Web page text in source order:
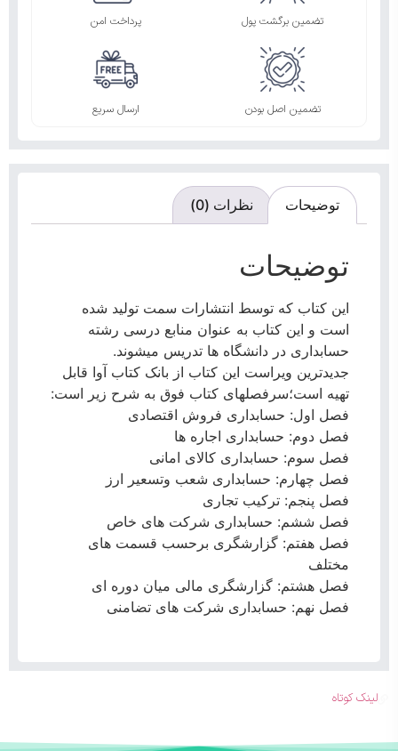
تضمین برگشت پول پرداخت امن
تضمین اصل بودن ارسال سریع
توضیحات نظرات (0)
توضیحات
این کتاب که توسط انتشارات سمت تولید شده
است و این کتاب به عنوان منابع درسی رشته
حسابداری در دانشگاه ها تدریس میشوند.
جدیدترین ویراست این کتاب از بانک کتاب آوا قابل
تهیه است؛سرفصلهای کتاب فوق به شرح زیر است:
فصل اول: حسابداری فروش اقتصادی
فصل دوم: حسابداری اجاره ها
فصل سوم: حسابداری کالای امانی
فصل چهارم: حسابداری شعب وتسعیر ارز
فصل پنجم: ترکیب تجاری
فصل ششم: حسابداری شرکت های خاص
فصل هفتم: گزارشگری برحسب قسمت های
مختلف
فصل هشتم: گزارشگری مالی میان دوره ای
فصل نهم: حسابداری شرکت های تضامنی
لینک کوتاه